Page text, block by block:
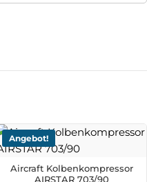
Angebot!
Aircraft Kolbenkompressor
AIRSTAR 703/90